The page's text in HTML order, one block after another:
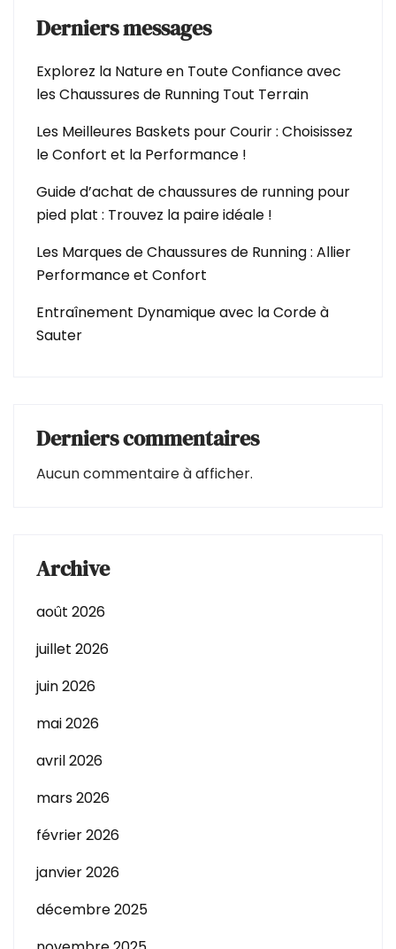
Derniers messages
Explorez la Nature en Toute Confiance avec
les Chaussures de Running Tout Terrain
Les Meilleures Baskets pour Courir : Choisissez
le Confort et la Performance !
Guide d’achat de chaussures de running pour
pied plat : Trouvez la paire idéale !
Les Marques de Chaussures de Running : Allier
Performance et Confort
Entraînement Dynamique avec la Corde à
Sauter
Derniers commentaires
Aucun commentaire à afficher.
Archive
août 2026
juillet 2026
juin 2026
mai 2026
avril 2026
mars 2026
février 2026
janvier 2026
décembre 2025